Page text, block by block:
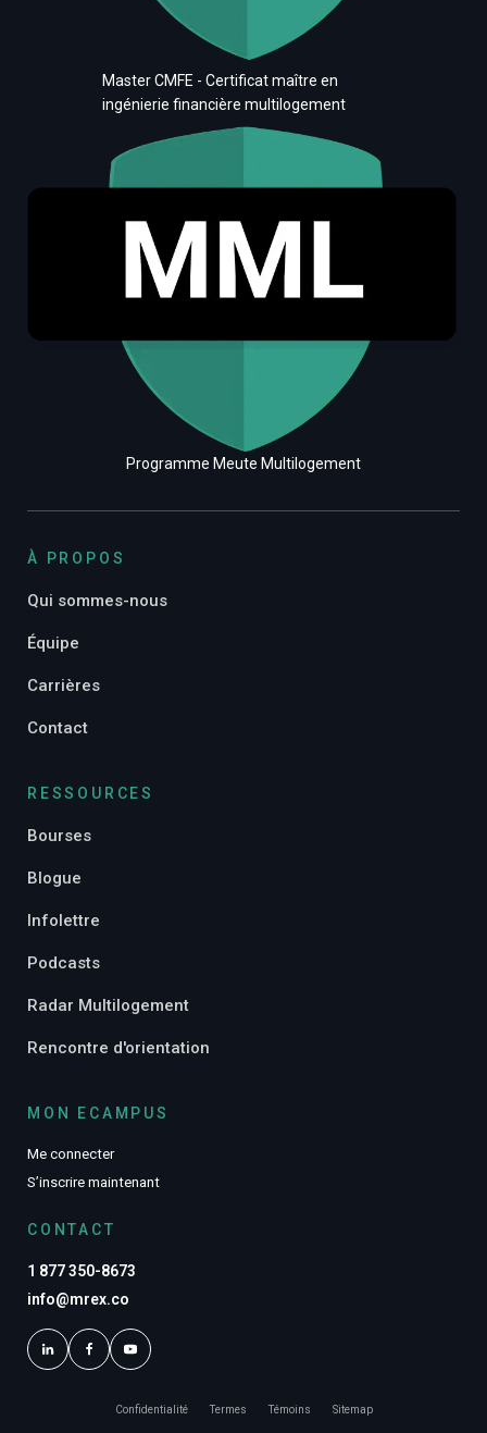
Master CMFE - Certificat maître en
ingénierie financière multilogement
Programme Meute Multilogement
À PROPOS
Qui sommes-nous
Équipe
Carrières
Contact
RESSOURCES
Bourses
Blogue
Infolettre
Podcasts
Radar Multilogement
Rencontre d'orientation
MON ECAMPUS
Me connecter
S’inscrire maintenant
CONTACT
1 877 350-8673
info@mrex.co
Confidentialité Termes Témoins Sitemap